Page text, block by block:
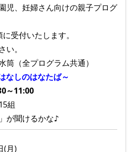
児、妊婦さん向けの親子プログ
受付いたします。
。
（全プログラム共通）
なしのはなたば～
～11:00
組
が聞けるかな♪
(月)